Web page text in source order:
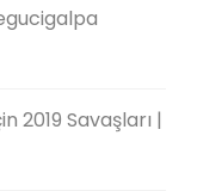
2019 Savaşları |